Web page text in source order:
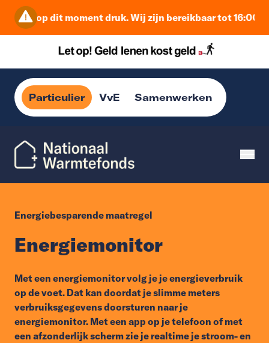
is op dit moment druk. Wij zijn bereikbaar tot 16:00
Particulier VvE Samenwerken
Energiebesparende maatregel
Energiemonitor
Met een energiemonitor volg je je energieverbruik
op de voet. Dat kan doordat je slimme meters
verbruiksgegevens doorsturen naar je
energiemonitor. Met een app op je telefoon of met
een afzonderlijk scherm zie je realtime je stroom- en